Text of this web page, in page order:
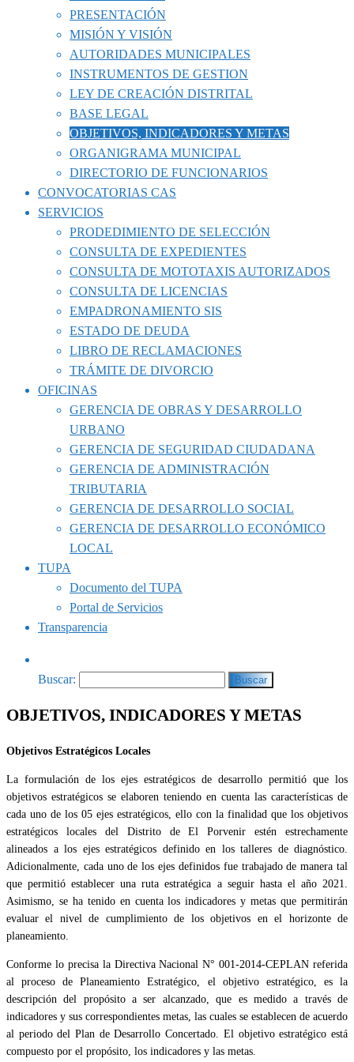
PRESENTACIÓN
MISIÓN Y VISIÓN
AUTORIDADES MUNICIPALES
INSTRUMENTOS DE GESTION
LEY DE CREACIÓN DISTRITAL
BASE LEGAL
OBJETIVOS, INDICADORES Y METAS
ORGANIGRAMA MUNICIPAL
DIRECTORIO DE FUNCIONARIOS
CONVOCATORIAS CAS
SERVICIOS
PRODEDIMIENTO DE SELECCIÓN
CONSULTA DE EXPEDIENTES
CONSULTA DE MOTOTAXIS AUTORIZADOS
CONSULTA DE LICENCIAS
EMPADRONAMIENTO SIS
ESTADO DE DEUDA
LIBRO DE RECLAMACIONES
TRÁMITE DE DIVORCIO
OFICINAS
GERENCIA DE OBRAS Y DESARROLLO
URBANO
GERENCIA DE SEGURIDAD CIUDADANA
GERENCIA DE ADMINISTRACIÓN
TRIBUTARIA
GERENCIA DE DESARROLLO SOCIAL
GERENCIA DE DESARROLLO ECONÓMICO
LOCAL
TUPA
Documento del TUPA
Portal de Servicios
Transparencia
Buscar:
OBJETIVOS, INDICADORES Y METAS
Objetivos Estratégicos Locales
La formulación de los ejes estratégicos de desarrollo permitió que los
objetivos estratégicos se elaboren teniendo en cuenta las características de
cada uno de los 05 ejes estratégicos, ello con la finalidad que los objetivos
estratégicos locales del Distrito de El Porvenir estén estrechamente
alineados a los ejes estratégicos definido en los talleres de diagnóstico.
Adicionalmente, cada uno de los ejes definidos fue trabajado de manera tal
que permitió establecer una ruta estratégica a seguir hasta el año 2021.
Asimismo, se ha tenido en cuenta los indicadores y metas que permitirán
evaluar el nivel de cumplimiento de los objetivos en el horizonte de
planeamiento.
Conforme lo precisa la Directiva Nacional N° 001-2014-CEPLAN referida
al proceso de Planeamiento Estratégico, el objetivo estratégico, es la
descripción del propósito a ser alcanzado, que es medido a través de
indicadores y sus correspondientes metas, las cuales se establecen de acuerdo
al periodo del Plan de Desarrollo Concertado. El objetivo estratégico está
compuesto por el propósito, los indicadores y las metas.